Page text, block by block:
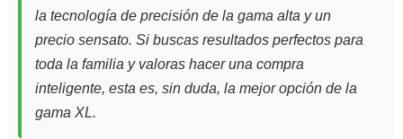
la tecnología de precisión de la gama alta y un
precio sensato. Si buscas resultados perfectos para
toda la familia y valoras hacer una compra
inteligente, esta es, sin duda, la mejor opción de la
gama XL.